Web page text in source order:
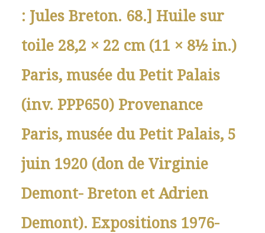
: Jules Breton. 68.] Huile sur
toile 28,2 × 22 cm (11 × 8½ in.)
Paris, musée du Petit Palais
(inv. PPP650) Provenance
Paris, musée du Petit Palais, 5
juin 1920 (don de Virginie
Demont- Breton et Adrien
Demont). Expositions 1976-